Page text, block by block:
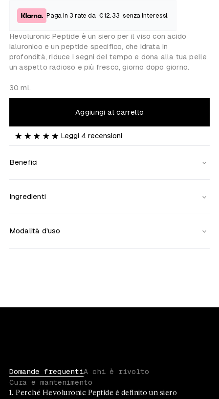
Paga in 3 rate da €12.33 senza interessi.
Hevoluronic Peptide è un siero per il viso con acido
ialuronico e un peptide specifico, che idrata in
profondità,riduce i segni del tempo e dona alla tua pelle
un aspetto radioso e più fresco, giorno dopo giorno.
30 ml.
Aggiungi al carrello
Leggi 4 recensioni
Benefici
Ingredienti
Modalità d'uso
Domande frequentiA chi è rivolto
Cura e mantenimento
1. Perché Hevoluronic Peptide è definito un siero